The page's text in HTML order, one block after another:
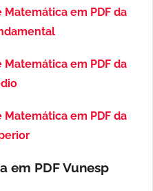
em PDF da
em PDF da
em PDF da
em PDFVunesp